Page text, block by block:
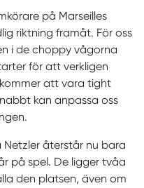
på Marseilles
riktning framåt. För oss
i de choppy vågorna
för att verkligen
att vara tight
kan anpassa oss
Netzler återstår nu bara
på spel. De ligger tvåa
den platsen, även om